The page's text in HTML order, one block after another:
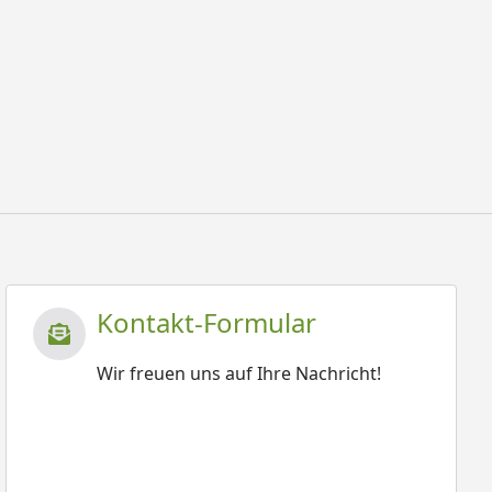
Kontakt-Formular
Wir freuen uns auf Ihre Nachricht!